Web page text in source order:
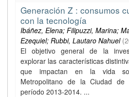
Generación Z : consumos
con la tecnología
Ibáñez, Elena; Filipuzzi, Marina;
Ezequiel; Rubbi, Lautaro Nahuel (
El objetivo general de la
explorar las características
que impactan en la vida
Metropolitano de la Ciudad
período 2013-2014. ...